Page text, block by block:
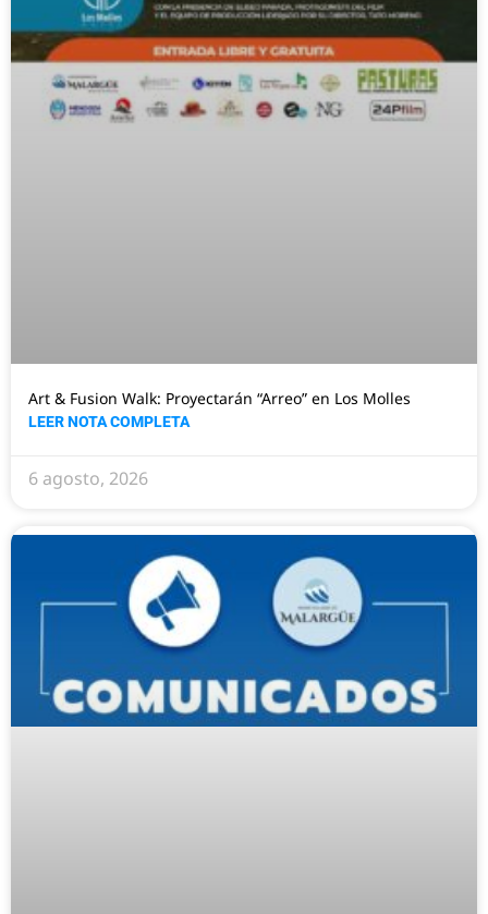
Art & Fusion Walk: Proyectarán “Arreo” en Los Molles
LEER NOTA COMPLETA
6 agosto, 2026